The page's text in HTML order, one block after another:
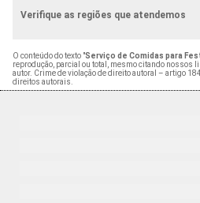
Verifique as regiões que atendemos
O conteúdo do texto "Serviço de Comidas para
reprodução, parcial ou total, mesmo citando nossos
autor. Crime de violação de direito autoral – artigo
direitos autorais.